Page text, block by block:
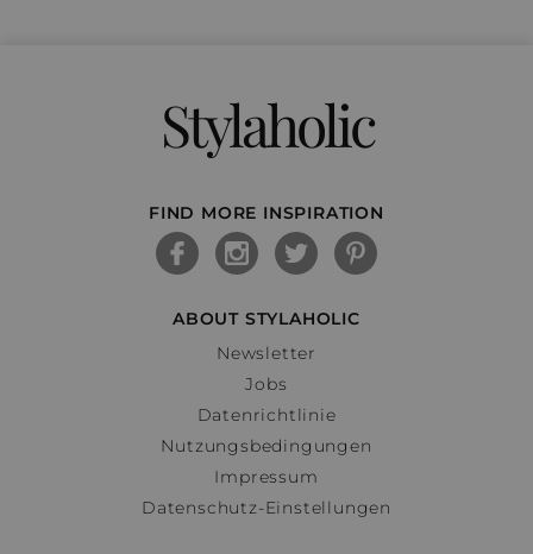
Stylaholic
FIND MORE INSPIRATION
ABOUT STYLAHOLIC
Newsletter
Jobs
Datenrichtlinie
Nutzungsbedingungen
Impressum
Datenschutz-Einstellungen